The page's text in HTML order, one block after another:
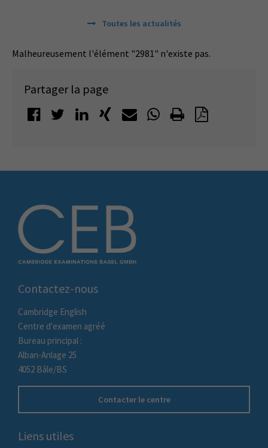
Toutes les actualités
Malheureusement l'élément "2981" n'existe pas.
Partager la page
Contactez-nous
Cambridge English
Centre d'examen agréé
Bureau principal :
Alban-Anlage 25
4052 Bâle/BS
Contacter le centre
Liens utiles